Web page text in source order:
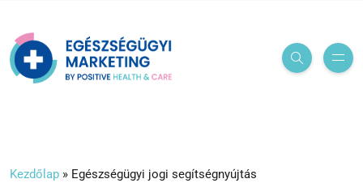
Kezdőlap » Egészségügyi jogi segítségnyújtás